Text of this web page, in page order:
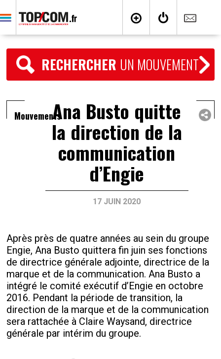
RECHERCHER UN MOUVEMENT
MouvementsAna Busto quitte
la direction de la
communication
d’Engie
17 JUIN 2020
Après près de quatre années au sein du groupe
Engie, Ana Busto quittera fin juin ses fonctions
de directrice générale adjointe, directrice de la
marque et de la communication. Ana Busto a
intégré le comité exécutif d’Engie en octobre
2016. Pendant la période de transition, la
direction de la marque et de la communication
sera rattachée à Claire Waysand, directrice
générale par intérim du groupe.